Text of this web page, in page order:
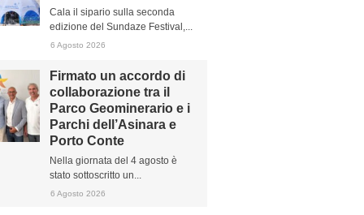
Cala il sipario sulla seconda
edizione del Sundaze Festival,...
6 Agosto 2026
Firmato un accordo di
collaborazione tra il
Parco Geominerario e i
Parchi dell’Asinara e
Porto Conte
Nella giornata del 4 agosto è
stato sottoscritto un...
6 Agosto 2026